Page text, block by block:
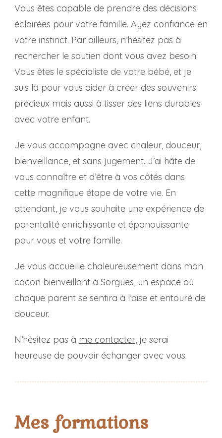
Vous êtes capable de prendre des décisions
éclairées pour votre famille. Ayez confiance en
votre instinct. Par ailleurs, n’hésitez pas à
rechercher le soutien dont vous avez besoin.
Vous êtes le spécialiste de votre bébé, et je
suis là pour vous aider à créer des souvenirs
précieux mais aussi à tisser des liens durables
avec votre enfant.
Je vous accompagne avec chaleur, douceur,
bienveillance, et sans jugement. J’ai hâte de
vous connaître et d’être à vos côtés dans
cette magnifique étape de votre vie. En
attendant, je vous souhaite une expérience de
parentalité enrichissante et épanouissante
pour vous et votre famille.
Je vous accueille chaleureusement dans mon
cocon bienveillant à Sorgues, un espace où
chaque parent se sentira à l’aise et entouré de
douceur.
N’hésitez pas à me contacter, je serai
heureuse de pouvoir échanger avec vous.
Mes formations